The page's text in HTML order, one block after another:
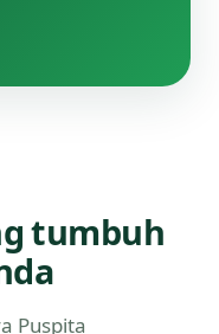
tumbuh
Puspita